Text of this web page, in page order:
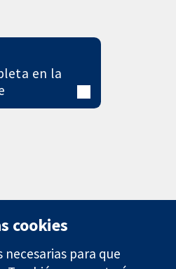
en la
cookies
para que